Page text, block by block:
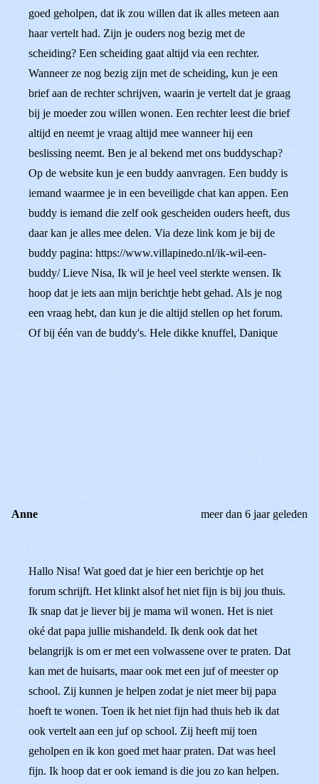
goed geholpen, dat ik zou willen dat ik alles meteen aan
haar vertelt had. Zijn je ouders nog bezig met de
scheiding? Een scheiding gaat altijd via een rechter.
Wanneer ze nog bezig zijn met de scheiding, kun je een
brief aan de rechter schrijven, waarin je vertelt dat je graag
bij je moeder zou willen wonen. Een rechter leest die brief
altijd en neemt je vraag altijd mee wanneer hij een
beslissing neemt. Ben je al bekend met ons buddyschap?
Op de website kun je een buddy aanvragen. Een buddy is
iemand waarmee je in een beveiligde chat kan appen. Een
buddy is iemand die zelf ook gescheiden ouders heeft, dus
daar kan je alles mee delen. Via deze link kom je bij de
buddy pagina: https://www.villapinedo.nl/ik-wil-een-
buddy/ Lieve Nisa, Ik wil je heel veel sterkte wensen. Ik
hoop dat je iets aan mijn berichtje hebt gehad. Als je nog
een vraag hebt, dan kun je die altijd stellen op het forum.
Of bij één van de buddy's. Hele dikke knuffel, Danique
Anne meer dan 6 jaar geleden
Hallo Nisa! Wat goed dat je hier een berichtje op het
forum schrijft. Het klinkt alsof het niet fijn is bij jou thuis.
Ik snap dat je liever bij je mama wil wonen. Het is niet
oké dat papa jullie mishandeld. Ik denk ook dat het
belangrijk is om er met een volwassene over te praten. Dat
kan met de huisarts, maar ook met een juf of meester op
school. Zij kunnen je helpen zodat je niet meer bij papa
hoeft te wonen. Toen ik het niet fijn had thuis heb ik dat
ook vertelt aan een juf op school. Zij heeft mij toen
geholpen en ik kon goed met haar praten. Dat was heel
fijn. Ik hoop dat er ook iemand is die jou zo kan helpen.